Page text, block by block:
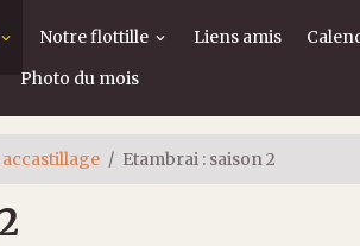
Notre flottille Liens amis
Photo du mois
Etambrai : saison 2